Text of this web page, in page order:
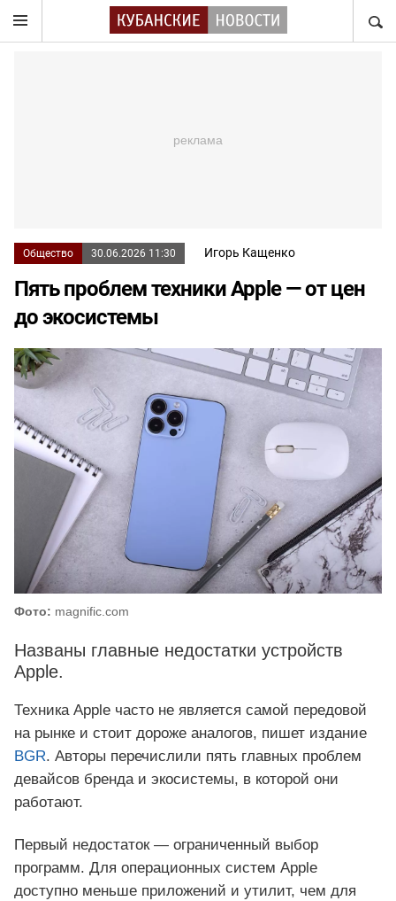
Общество 30.06.2026 11:30 Игорь Кащенко
Пять проблем техники Apple — от цен
до экосистемы
Фото: magnific.com
Названы главные недостатки устройств
Apple.
Техника Apple часто не является самой передовой
на рынке и стоит дороже аналогов, пишет издание
BGR. Авторы перечислили пять главных проблем
девайсов бренда и экосистемы, в которой они
работают.
Первый недостаток — ограниченный выбор
программ. Для операционных систем Apple
доступно меньше приложений и утилит, чем для